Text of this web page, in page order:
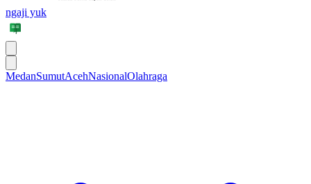
ngaji yuk
MedanSumutAcehNasionalOlahraga